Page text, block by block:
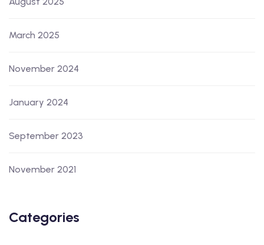
March 2025
November 2024
January 2024
September 2023
November 2021
Categories